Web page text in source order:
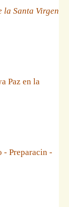
la Santa Virgen
Paz en la
- Preparacin -